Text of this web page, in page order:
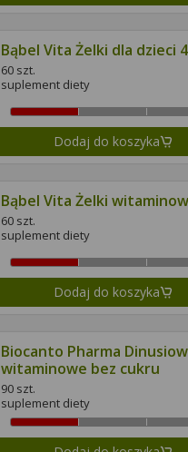
Bąbel Vita Żelki dla dzieci
60 szt.
suplement diety
Dodaj do koszyka
Bąbel Vita Żelki
60 szt.
suplement diety
Dodaj do koszyka
Biocanto Pharma
witaminowe bez cukru
90 szt.
suplement diety